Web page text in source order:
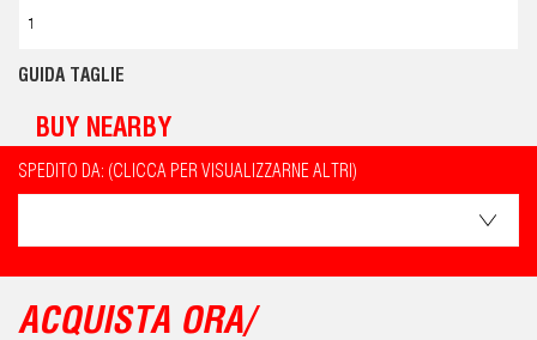
GUIDA TAGLIE
BUY NEARBY
SPEDITO DA: (CLICCA PER VISUALIZZARNE ALTRI)
ACQUISTA ORA/